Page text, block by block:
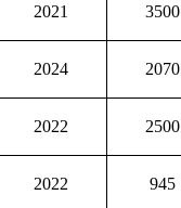
2021 3500
2024 2070
2022 2500
2022 945